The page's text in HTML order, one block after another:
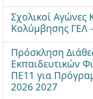
Σχολικοί Αγώνες
Κολύμβησης ΓΕΛ
Πρόσκληση
Εκπαιδευτικών
ΠΕ11 για
2026 2027